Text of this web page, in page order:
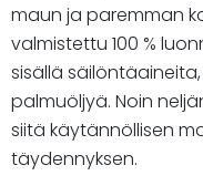
maun ja paremman
valmistettu 100 %
sisällä
palmuöljyä. Noin
siitä käytännöllisen
täydennyksen.